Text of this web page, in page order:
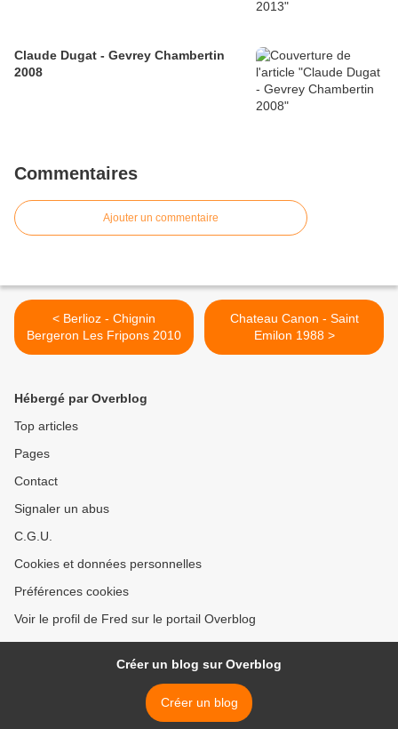
Claude Dugat - Gevrey Chambertin
2008
Commentaires
Ajouter un commentaire
< Berlioz - Chignin
Bergeron Les Fripons 2010
Chateau Canon - Saint
Emilon 1988 >
Hébergé par Overblog
Top articles
Pages
Contact
Signaler un abus
C.G.U.
Cookies et données personnelles
Préférences cookies
Voir le profil de Fred sur le portail Overblog
Créer un blog sur Overblog
Créer un blog